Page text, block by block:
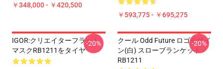
￥348,000 - ￥420,500
￥593,775 - ￥695,275
IGOR:クリエイターフラット
マスクRB1211をタイヤ
-20%
クール Odd Future ロゴデザイ
ン(白) スローブランケット
RB1211
-20%